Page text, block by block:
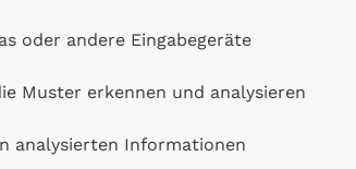
oder andere Eingabegeräte
Muster erkennen und analysieren
analysierten Informationen